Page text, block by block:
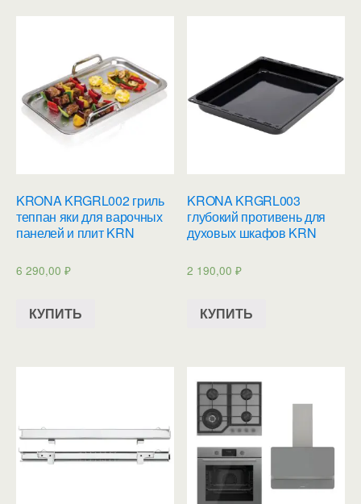
KRONA KRGRL002 гриль
теппан яки для варочных
панелей и плит KRN
6 290,00 ₽
КУПИТЬ
KRONA KRGRL003
глубокий противень для
духовых шкафов KRN
2 190,00₽
КУПИТЬ